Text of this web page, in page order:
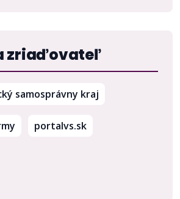
zriaďovateľ
samosprávny kraj
portalvs.sk(otvorí sa v novom